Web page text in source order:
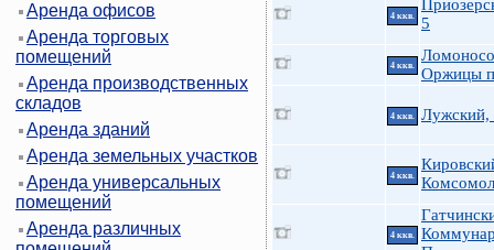
Аренда офисов
Аренда торговых
помещений
Аренда производственных
складов
Аренда зданий
Аренда земельных участков
Аренда универсальных
помещений
Аренда различных
Приморский
Пушкинский
4 ккв.
5
4 ккв.
Оржицы
4 ккв.
4 ккв.
4 ккв.